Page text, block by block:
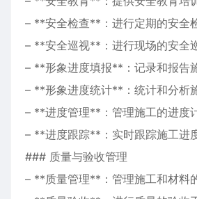
– **安全检查**：进行定期的安全
– **安全巡视**：进行现场的安全
– **形象进度填报**：记录和报告
– **形象进度统计**：统计和分析
– **进度管理**：管理施工的进度
– **进度跟踪**：实时跟踪施工进度
### 质量与验收管理
– **质量管理**：管理施工和材料